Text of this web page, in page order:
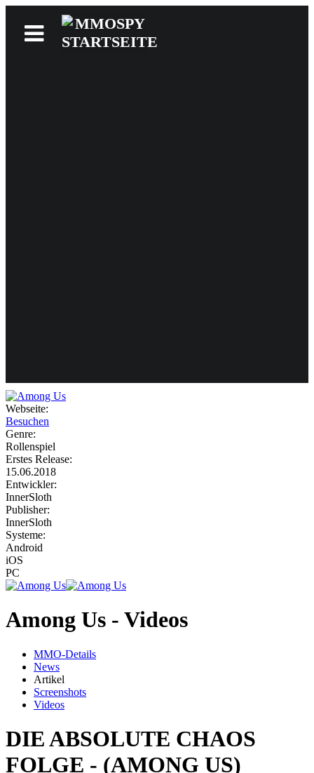
Webseite:
Besuchen
Genre:
Rollenspiel
Erstes Release:
15.06.2018
Entwickler:
InnerSloth
Publisher:
InnerSloth
Systeme:
Android
iOS
PC
Among Us - Videos
MMO-Details
News
Artikel
Screenshots
Videos
DIE ABSOLUTE CHAOS
FOLGE - (AMONG US)